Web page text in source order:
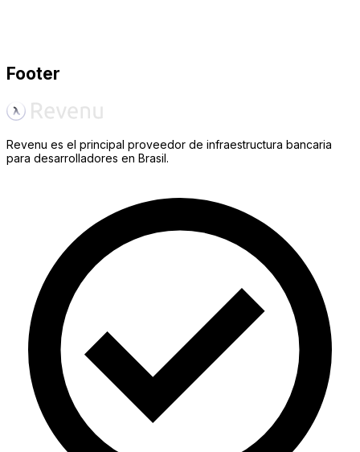
Footer
Revenu es el principal proveedor de infraestructura bancaria
para desarrolladores en Brasil.